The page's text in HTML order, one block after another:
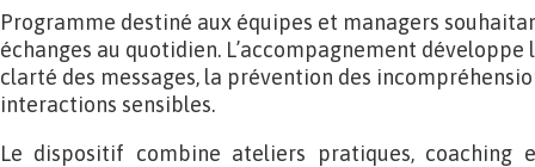
Programme destiné aux équipes et managers
échanges au quotidien. L’accompagnement développe
clarté des messages, la prévention des
interactions sensibles.
Le dispositif combine ateliers pratiques, coaching